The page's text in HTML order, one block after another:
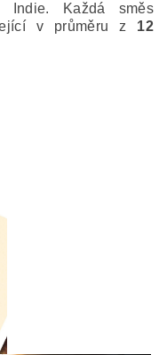
Indie. Každá směs
v průměru z 12